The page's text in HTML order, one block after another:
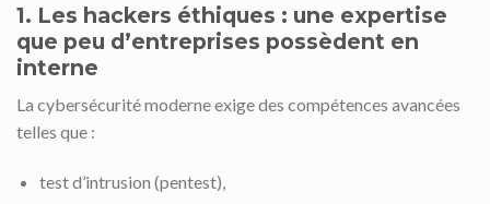
1. Les hackers éthiques : une expertise
que peu d’entreprises possèdent en
interne
La cybersécurité moderne exige des compétences avancées
telles que :
test d’intrusion (pentest),